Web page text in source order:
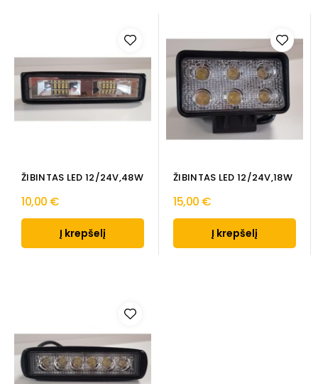
ŽIBINTAS LED 12/24V,48W
10,00 €
Į krepšelį
ŽIBINTAS LED 12/24V,18W
15,00 €
Į krepšelį